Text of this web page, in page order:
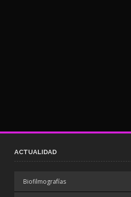
ACTUALIDAD
Biofilmografías